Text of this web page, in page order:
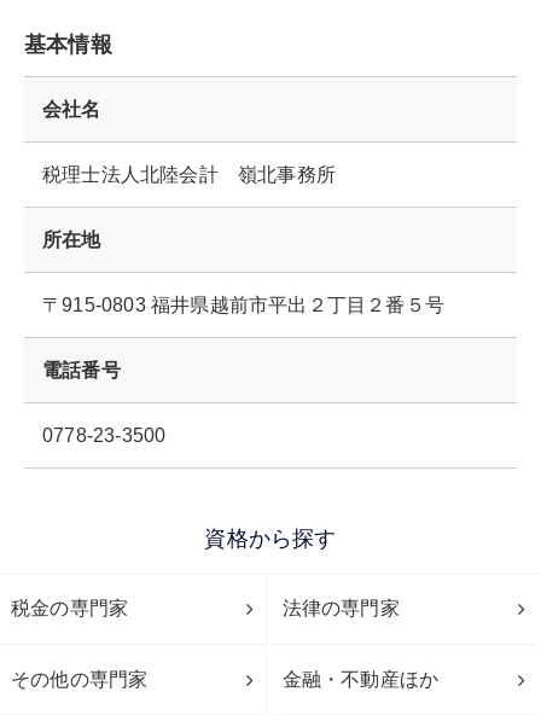
基本情報
会社名
税理士法人北陸会計 嶺北事務所
所在地
〒915-0803 福井県越前市平出２丁目２番５号
電話番号
0778-23-3500
資格から探す
税金の専門家 法律の専門家
その他の専門家 金融・不動産ほか